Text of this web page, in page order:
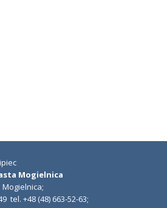
Mogielnica
tel. +48 (48) 663-52-63;